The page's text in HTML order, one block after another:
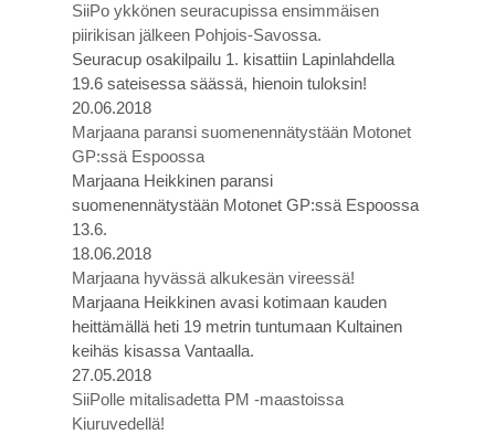
SiiPo ykkönen seuracupissa ensimmäisen
piirikisan jälkeen Pohjois-Savossa.
Seuracup osakilpailu 1. kisattiin Lapinlahdella
19.6 sateisessa säässä, hienoin tuloksin!
20.06.2018
Marjaana paransi suomenennätystään Motonet
GP:ssä Espoossa
Marjaana Heikkinen paransi
suomenennätystään Motonet GP:ssä Espoossa
13.6.
18.06.2018
Marjaana hyvässä alkukesän vireessä!
Marjaana Heikkinen avasi kotimaan kauden
heittämällä heti 19 metrin tuntumaan Kultainen
keihäs kisassa Vantaalla.
27.05.2018
SiiPolle mitalisadetta PM -maastoissa
Kiuruvedellä!